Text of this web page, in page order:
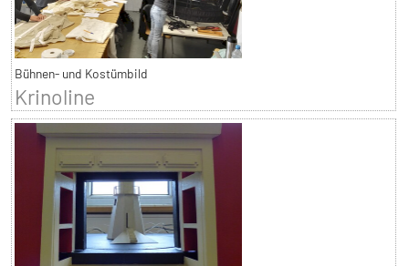
Bühnen- und Kostümbild
Krinoline